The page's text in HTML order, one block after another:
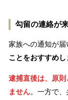
勾留の連絡が
家族への通知が届
ことをおすすめし
逮捕直後は、原
ません。一方で